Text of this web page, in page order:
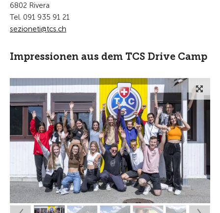
6802 Rivera
Tel. 091 935 91 21
s
z n t tcs ch
Impressionen aus dem TCS Drive Camp